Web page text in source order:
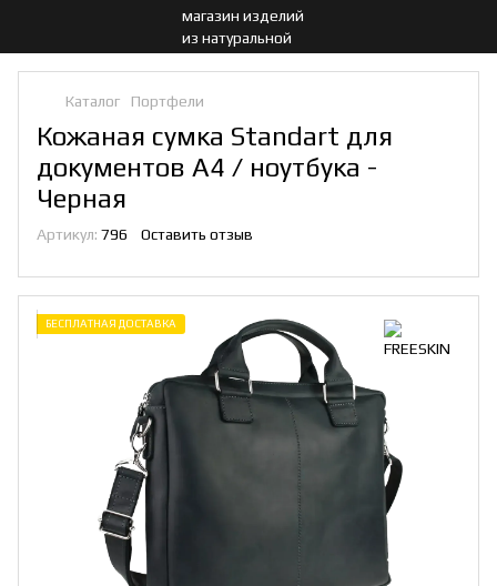
Каталог Портфели
Кожаная сумка Standart для
документов A4 / ноутбука -
Черная
Артикул: 796 Оставить отзыв
БЕСПЛАТНАЯ ДОСТАВКА